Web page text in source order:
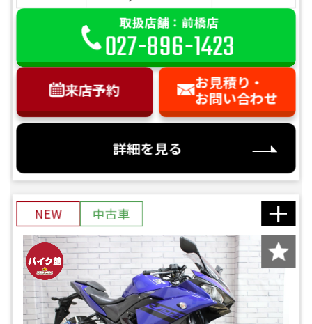
取扱店舗：前橋店
027-896-1423
来店予約
お見積り・
お問い合わせ
詳細を見る
NEW 中古車